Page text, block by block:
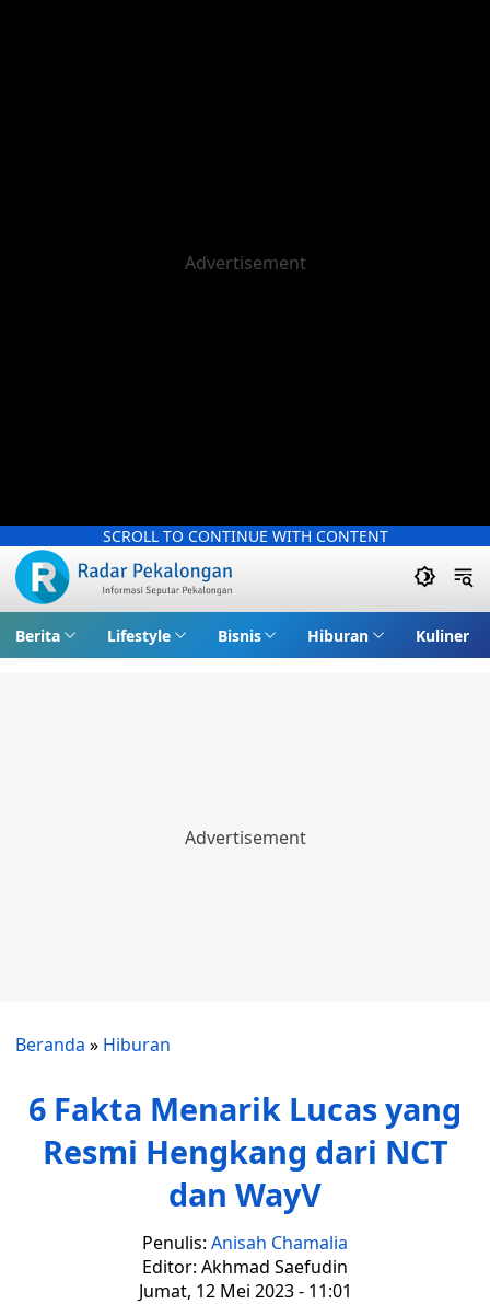
SCROLL TO CONTINUE WITH CONTENT
Berita Lifestyle Bisnis Hiburan Kuliner
Beranda » Hiburan
6 Fakta Menarik Lucas yang
Resmi Hengkang dari NCT
dan WayV
Penulis: Anisah Chamalia
Editor: Akhmad Saefudin
Jumat, 12 Mei 2023 - 11:01